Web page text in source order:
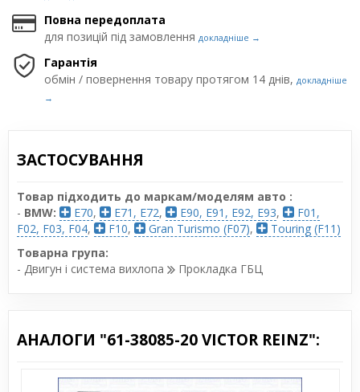
Повна передоплата
для позицій під замовлення докладніше →
Гарантія
обмін / повернення товару протягом 14 днів, докладніше
→
ЗАСТОСУВАННЯ
Товар підходить до маркам/моделям авто :
- BMW: E70, E71, E72, E90, E91, E92, E93,
F01,
F02, F03, F04, F10, Gran Turismo (F07),
Touring (F11)
Товарна група:
- Двигун і система вихлопа
Прокладка ГБЦ
АНАЛОГИ "61-38085-20 VICTOR REINZ":